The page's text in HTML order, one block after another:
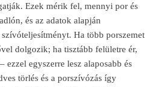
Ezek mérik fel, mennyi por és
és az adatok alapján
Ha több porszemet
dolgozik; ha tisztább felületre ér,
– ezzel egyszerre lesz alaposabb és
törlés és a porszívózás így